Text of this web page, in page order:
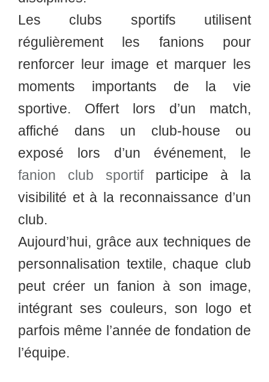
Les clubs sportifs utilisent
régulièrement les fanions pour
renforcer leur image et marquer les
moments importants de la vie
sportive. Offert lors d’un match,
affiché dans un club-house ou
exposé lors d’un événement, le
fanion club sportifparticipe à la
visibilité et à la reconnaissance d’un
club.
Aujourd’hui, grâce aux techniques de
personnalisation textile, chaque club
peut créer un fanion à son image,
intégrant ses couleurs, son logo et
parfois même l’année de fondation de
l’équipe.